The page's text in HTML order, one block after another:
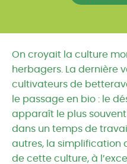
On croyait la culture
herbagers. La dernière
cultivateurs de
le passage en bio : le
apparaît le plus
dans un temps de
autres, la simplification
de cette culture, à